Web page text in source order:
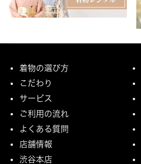
着物の選び方
こだわり
サービス
ご利用の流れ
よくある質問
店舗情報
渋谷本店